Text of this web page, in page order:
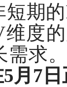
短期的
度
需求
5月7